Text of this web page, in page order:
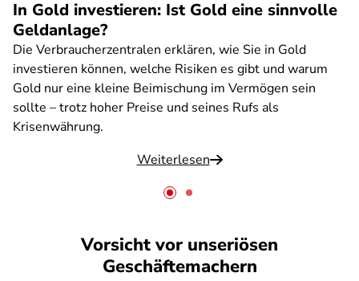
In Gold investieren: Ist Gold eine sinnvolle
Geldanlage?
Die Verbraucherzentralen erklären, wie Sie in Gold
investieren können, welche Risiken es gibt und warum
Gold nur eine kleine Beimischung im Vermögen sein
sollte – trotz hoher Preise und seines Rufs als
Krisenwährung.
Weiterlesen
Vorsicht vor unseriösen
Geschäftemachern